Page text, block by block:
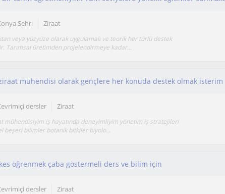
Sehri Ziraat
veya yüzyüze olarak uygulamalı ve teorik her türlü destek
Tarımsal üretimden projelendirmeye kadar...
mühendisi olarak gençlere her konuda destek olmak isterim
dersler Ziraat
mühendisiyim iş hayatında deneyimliyim yönetim iş stratejileri
beşeri bilimler botanik bitkiler biyolo...
öğrenmek çaba göstermeli ders ve bilim için
dersler Ziraat